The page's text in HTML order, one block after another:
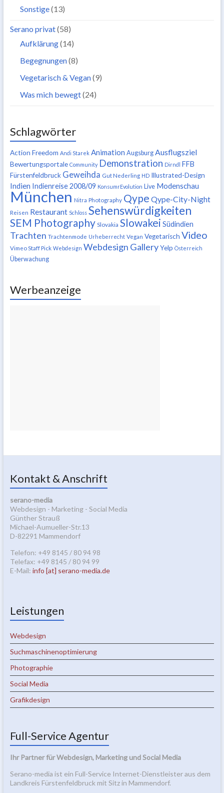
Sonstige(13)
Serano privat(58)
Aufklärung(14)
Begegnungen(8)
Vegetarisch & Vegan(9)
Was mich bewegt(24)
Schlagwörter
Action Freedom Andi Starek Animation Augsburg Ausflugsziel
Bewertungsportale Community Demonstration Dirndl FFB
Fürstenfeldbruck Geweihda Gut Nederling HD Illustrated-Design
Indien Indienreise 2008/09 KonsumrEvolution Live Modenschau
München Nitra Photography Qype Qype-City-Night
Reisen Restaurant Schloss Sehenswürdigkeiten
SEM Photography Slovakia Slowakei Südindien
Trachten Trachtenmode Urheberrecht Vegan Vegetarisch Video
Vimeo Staff Pick Webdesign Webdesign Gallery Yelp Österreich
Überwachung
Werbeanzeige
Kontakt & Anschrift
serano-media
Webdesign - Marketing - Social Media
Günther Strauß
Michael-Aumueller-Str.13
D-82291 Mammendorf
Telefon: +49 8145 / 80 94 98
Telefax: +49 8145 / 80 94 99
E-Mail: info [at] serano-media.de
Leistungen
Webdesign
Suchmaschinenoptimierung
Photographie
Social Media
Grafikdesign
Full-Service Agentur
Ihr Partner für Webdesign, Marketing und Social Media
Serano-media ist ein Full-Service Internet-Dienstleister aus dem
Landkreis Fürstenfeldbruck mit Sitz in Mammendorf.